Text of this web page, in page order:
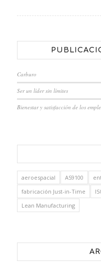
Carburo
Ser un líder sin límites
Bienestar y satisfacción de los
aeroespacial AS9100
fabricación Just-in-Time
Lean Manufacturing